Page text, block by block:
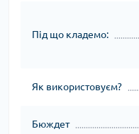
Під що кладемо:
Як використовуєм?
Бюждет